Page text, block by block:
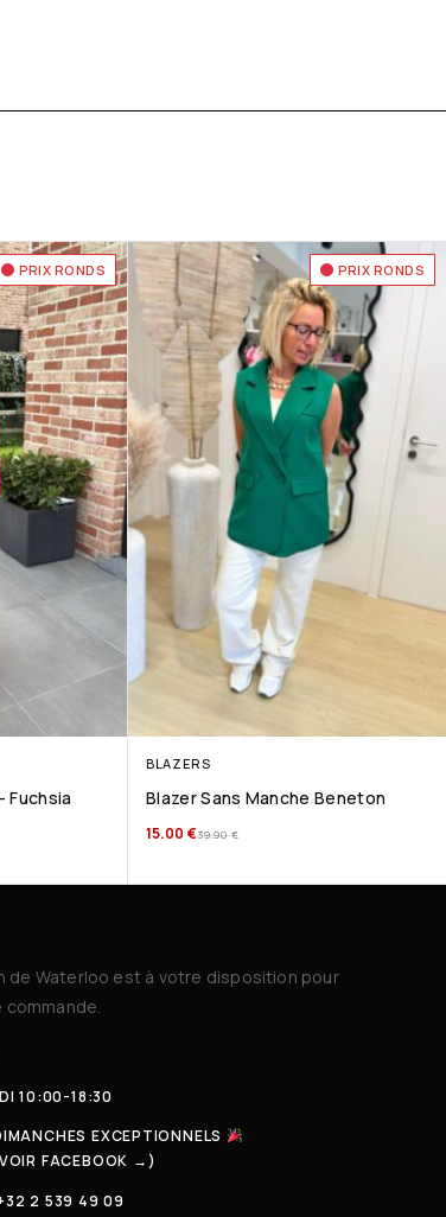
PRIX RONDS
Fuchsia
PRIX RONDS
BLAZERS
Blazer Sans Manche Beneton
39.90€
15.00 €
de Waterloo est à votre disposition pour
10:00-18:30
EXCEPTIONNELS
FACEBOOK →)
2 539 49 09